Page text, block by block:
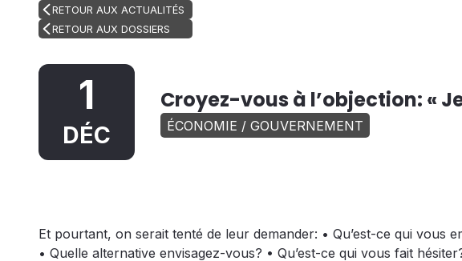
RETOUR AUX ACTUALITÉS
RETOUR AUX DOSSIERS
1
DÉC
Croyez-vous à l’objection: «
ÉCONOMIE / GOUVERNEMENT
Et pourtant, on serait tenté de leur demander: • Qu’est-ce qui vous
• Quelle alternative envisagez-vous? • Qu’est-ce qui vous fait